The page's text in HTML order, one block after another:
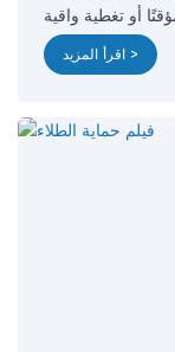
اقرأ المزيد >